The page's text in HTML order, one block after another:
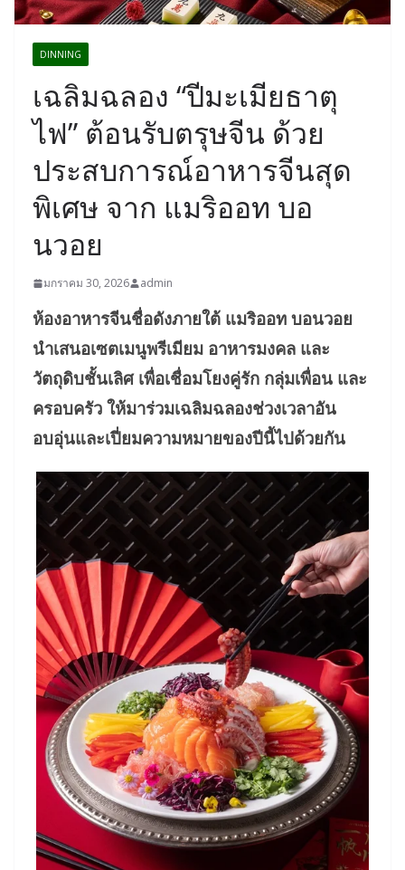
DINNING
เฉลิมฉลอง “ปีมะเมียธาตุ
ไฟ” ต้อนรับตรุษจีน ด้วย
ประสบการณ์อาหารจีนสุด
พิเศษ จาก แมริออท บอ
นวอย
มกราคม 30, 2026 admin
ห้องอาหารจีนชื่อดังภายใต้ แมริออท บอนวอย
นำเสนอเซตเมนูพรีเมียม อาหารมงคล และ
วัตถุดิบชั้นเลิศ เพื่อเชื่อมโยงคู่รัก กลุ่มเพื่อน และ
ครอบครัว ให้มาร่วมเฉลิมฉลองช่วงเวลาอัน
อบอุ่นและเปี่ยมความหมายของปีนี้ไปด้วยกัน